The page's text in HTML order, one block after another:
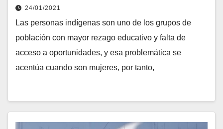
24/01/2021
Las personas indígenas son uno de los grupos de
población con mayor rezago educativo y falta de
acceso a oportunidades, y esa problemática se
acentúa cuando son mujeres, por tanto,